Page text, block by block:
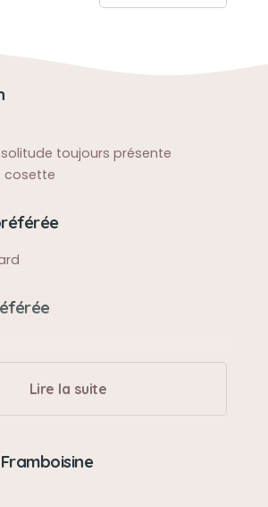
toujours présente
cosette
Lire la suite